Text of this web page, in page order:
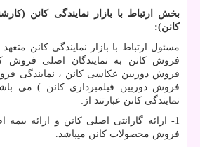
بخش ارتباط با بازار نمایندگی کانن
کانن):
مسئول ارتباط با بازار نمایندگی کانن
فروش کانن به نمایندگان اصلی فروش
فروش دوربین عکاسی کانن ، نمایندگی
فروش دوربین فیلمبرداری کانن ) می
نمایندگی کانن عبارتند از:
1- ارائه گارانتی اصلی کانن و ارائه بیمه
فروش محصولات کانن میباشد.